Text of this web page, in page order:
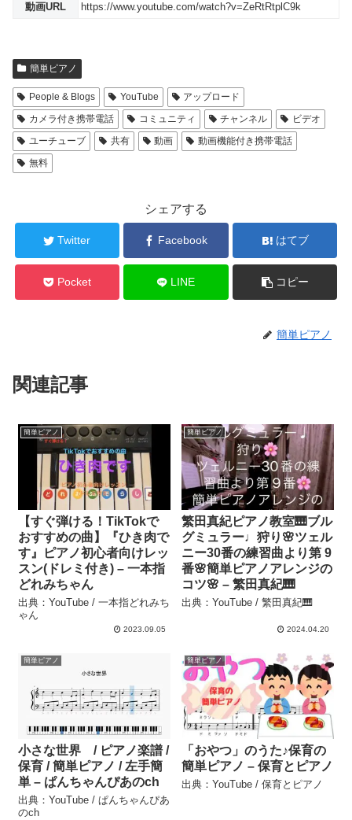
動画URL https://www.youtube.com/watch?v=ZeRtRtplC9k
簡単ピアノ
People & Blogs YouTube
アップロード
カメラ付き携帯電話
コミュニティ チャンネル
ビデオ
ユーチューブ
共有 動画
動画機能付き携帯電話
無料
シェアする
Twitter Facebook はてブ
Pocket LINE コピー
簡単ピアノ
関連記事
簡単ピアノ
【すぐ弾ける！TikTokで
おすすめの曲】『ひき肉で
す』ピアノ初心者向けレッ
スン(ドレミ付き) – 一本指
どれみちゃん
出典：YouTube / 一本指どれみち
ゃん
2023.09.05
簡単ピアノ
繁田真紀ピアノ教室🎹ブル
グミュラー♩狩り🌸ツェル
ニー30番の練習曲より第 9
番🌸簡単ピアノアレンジの
コツ🌸 – 繁田真紀🎹
出典：YouTube / 繁田真紀🎹
2024.04.20
簡単ピアノ
小さな世界 / ピアノ楽譜 /
保育 / 簡単ピアノ / 左手簡
単 – ぱんちゃんぴあのch
出典：YouTube / ぱんちゃんぴあ
のch
簡単ピアノ
「おやつ」のうた♪保育の
簡単ピアノ – 保育とピアノ
出典：YouTube / 保育とピアノ